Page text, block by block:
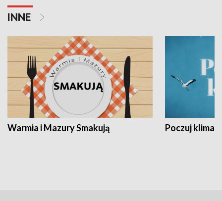
INNE
Warmia i Mazury Smakują Poczuj klimat